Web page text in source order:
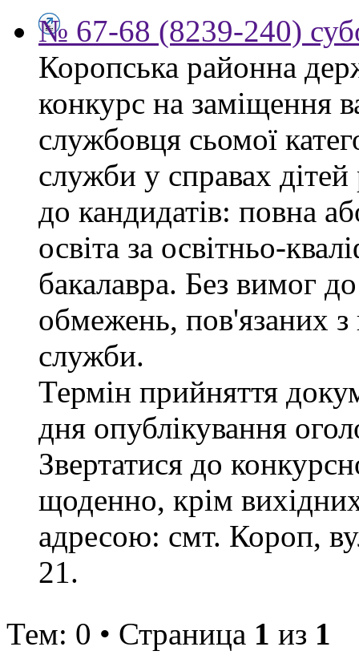
№ 67-68 (8239-240)
Коропська районна
конкурс на заміщення
службовця сьомої
служби у справах
до кандидатів: повна
освіта за освітньо-
бакалавра. Без вимог
обмежень, пов'язаних
служби.
Термін прийняття
дня опублікування
Звертатися до
щоденно, крім
адресою: смт. Короп,
21.
Тем: 0 • Страница 1 из 1